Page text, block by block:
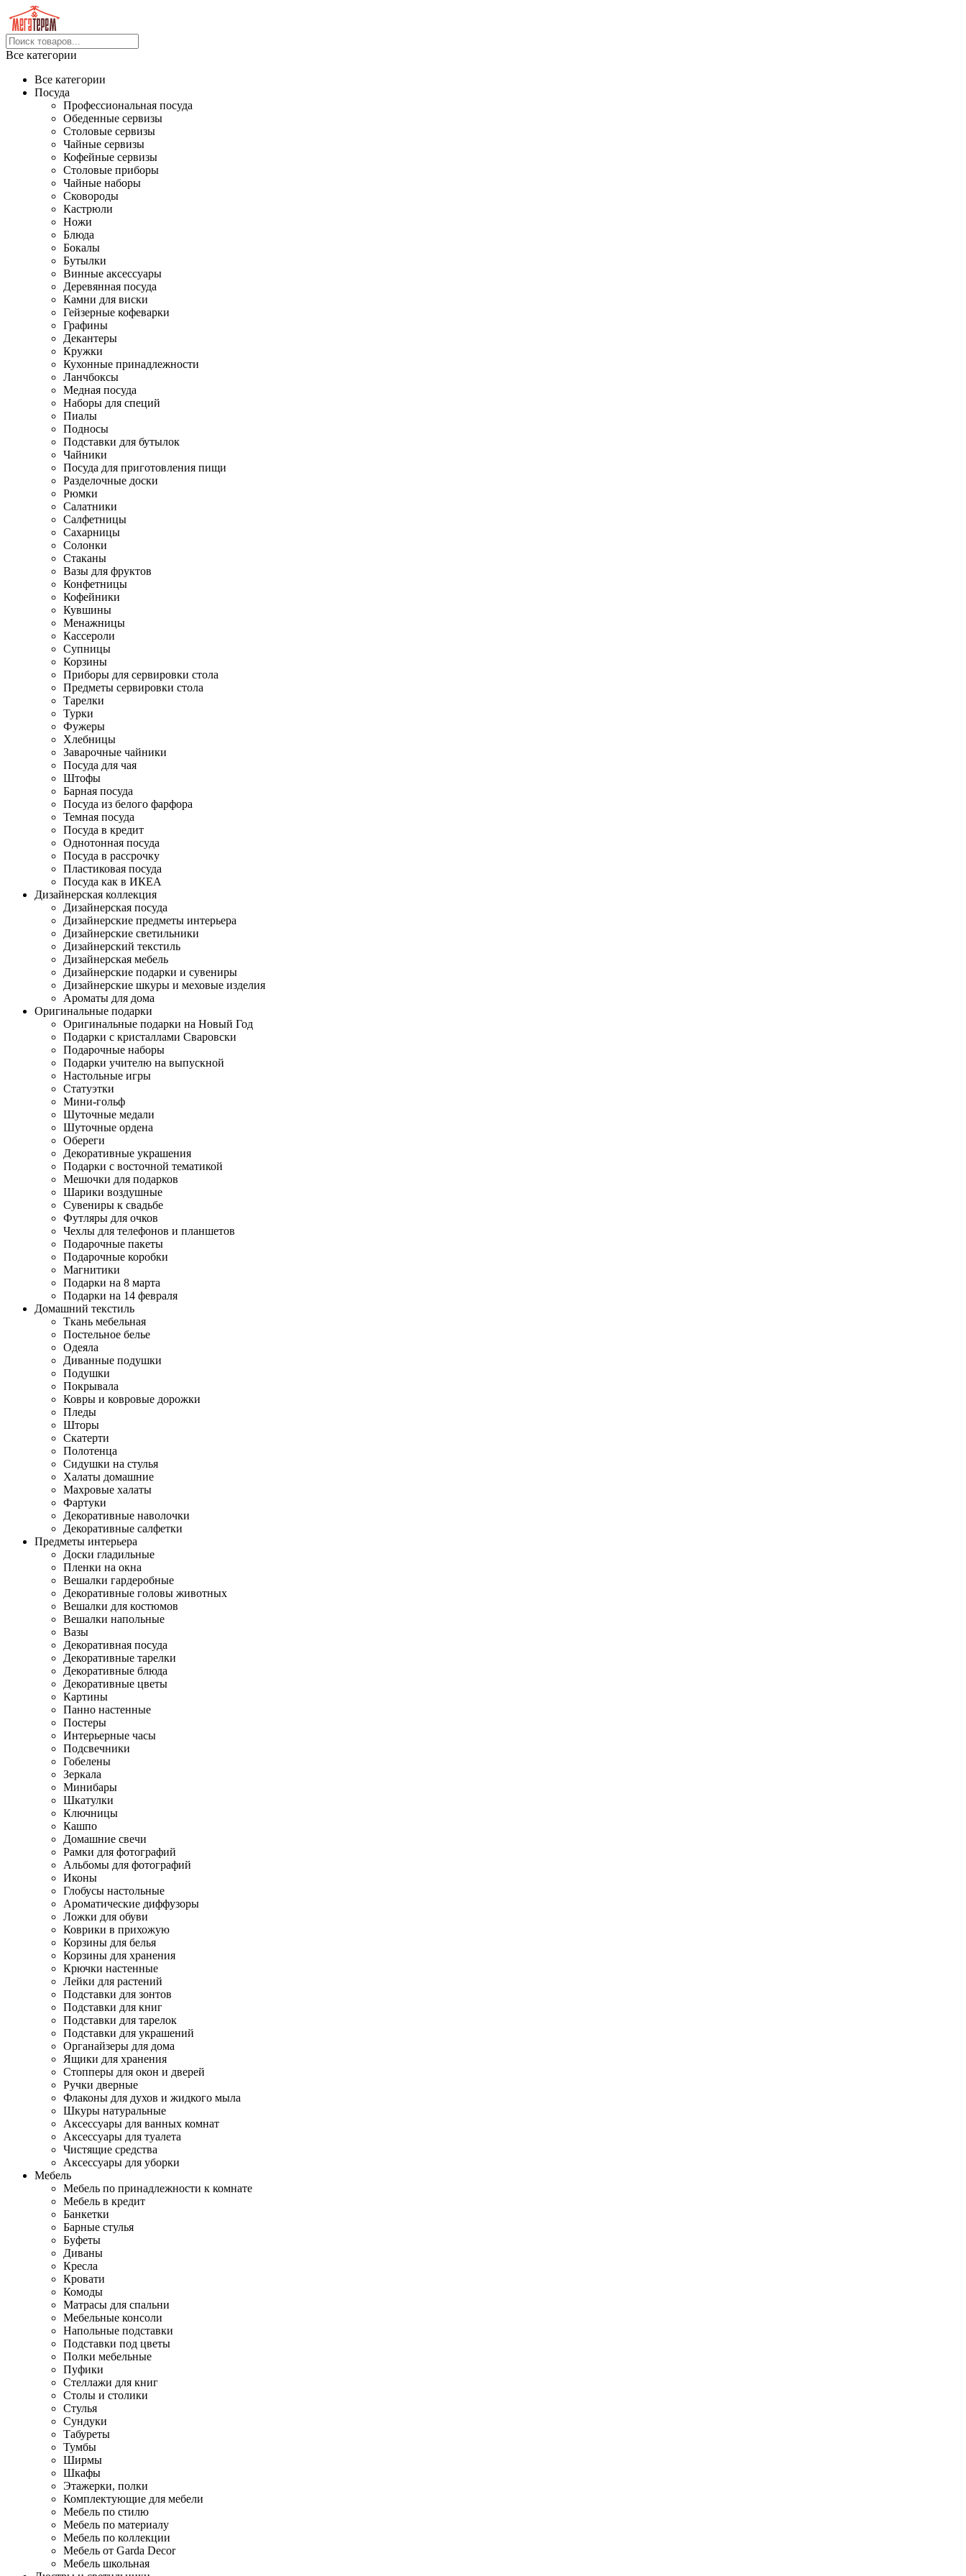
Все категории
Все категории
Посуда
Профессиональная посуда
Обеденные сервизы
Столовые сервизы
Чайные сервизы
Кофейные сервизы
Столовые приборы
Чайные наборы
Сковороды
Кастрюли
Ножи
Блюда
Бокалы
Бутылки
Винные аксессуары
Деревянная посуда
Камни для виски
Гейзерные кофеварки
Графины
Декантеры
Кружки
Кухонные принадлежности
Ланчбоксы
Медная посуда
Наборы для специй
Пиалы
Подносы
Подставки для бутылок
Чайники
Посуда для приготовления пищи
Разделочные доски
Рюмки
Салатники
Салфетницы
Сахарницы
Солонки
Стаканы
Вазы для фруктов
Конфетницы
Кофейники
Кувшины
Менажницы
Кассероли
Супницы
Корзины
Приборы для сервировки стола
Предметы сервировки стола
Тарелки
Турки
Фужеры
Хлебницы
Заварочные чайники
Посуда для чая
Штофы
Барная посуда
Посуда из белого фарфора
Темная посуда
Посуда в кредит
Однотонная посуда
Посуда в рассрочку
Пластиковая посуда
Посуда как в ИКЕА
Дизайнерская коллекция
Дизайнерская посуда
Дизайнерские предметы интерьера
Дизайнерские светильники
Дизайнерский текстиль
Дизайнерская мебель
Дизайнерские подарки и сувениры
Дизайнерские шкуры и меховые изделия
Ароматы для дома
Оригинальные подарки
Оригинальные подарки на Новый Год
Подарки с кристаллами Сваровски
Подарочные наборы
Подарки учителю на выпускной
Настольные игры
Статуэтки
Мини-гольф
Шуточные медали
Шуточные ордена
Обереги
Декоративные украшения
Подарки с восточной тематикой
Мешочки для подарков
Шарики воздушные
Сувениры к свадьбе
Футляры для очков
Чехлы для телефонов и планшетов
Подарочные пакеты
Подарочные коробки
Магнитики
Подарки на 8 марта
Подарки на 14 февраля
Домашний текстиль
Ткань мебельная
Постельное белье
Одеяла
Диванные подушки
Подушки
Покрывала
Ковры и ковровые дорожки
Пледы
Шторы
Скатерти
Полотенца
Сидушки на стулья
Халаты домашние
Махровые халаты
Фартуки
Декоративные наволочки
Декоративные салфетки
Предметы интерьера
Доски гладильные
Пленки на окна
Вешалки гардеробные
Декоративные головы животных
Вешалки для костюмов
Вешалки напольные
Вазы
Декоративная посуда
Декоративные тарелки
Декоративные блюда
Декоративные цветы
Картины
Панно настенные
Постеры
Интерьерные часы
Подсвечники
Гобелены
Зеркала
Минибары
Шкатулки
Ключницы
Кашпо
Домашние свечи
Рамки для фотографий
Альбомы для фотографий
Иконы
Глобусы настольные
Ароматические диффузоры
Ложки для обуви
Коврики в прихожую
Корзины для белья
Корзины для хранения
Крючки настенные
Лейки для растений
Подставки для зонтов
Подставки для книг
Подставки для тарелок
Подставки для украшений
Органайзеры для дома
Ящики для хранения
Стопперы для окон и дверей
Ручки дверные
Флаконы для духов и жидкого мыла
Шкуры натуральные
Аксессуары для ванных комнат
Аксессуары для туалета
Чистящие средства
Аксессуары для уборки
Мебель
Мебель по принадлежности к комнате
Мебель в кредит
Банкетки
Барные стулья
Буфеты
Диваны
Кресла
Кровати
Комоды
Матрасы для спальни
Мебельные консоли
Напольные подставки
Подставки под цветы
Полки мебельные
Пуфики
Стеллажи для книг
Столы и столики
Стулья
Сундуки
Табуреты
Тумбы
Ширмы
Шкафы
Этажерки, полки
Комплектующие для мебели
Мебель по стилю
Мебель по материалу
Мебель по коллекции
Мебель от Garda Decor
Мебель школьная